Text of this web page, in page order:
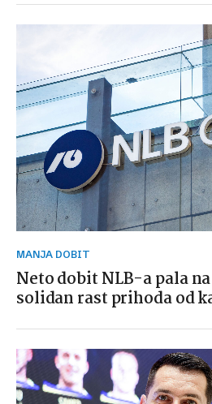
MANJA DOBIT
Neto dobit NLB-a pala
solidan rast prihoda od